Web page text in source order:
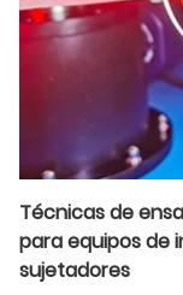
Técnicas de
para equipos de
sujetadores